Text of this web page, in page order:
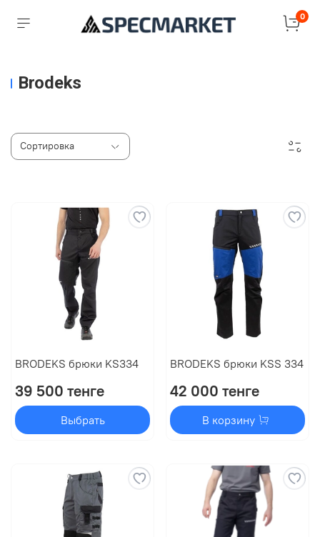
0
Brodeks
BRODEKS брюки KS334
39 500 тенге
Выбрать
BRODEKS брюки KSS 334
42 000 тенге
В корзину